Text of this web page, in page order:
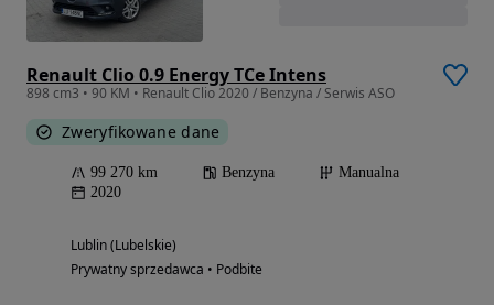
Renault Clio 0.9 Energy TCe Intens
898 cm3 • 90 KM • Renault Clio 2020 / Benzyna / Serwis ASO
Zweryfikowane dane
99 270 km Benzyna
Manualna
2020
Lublin (Lubelskie)
Prywatny sprzedawca • Podbite